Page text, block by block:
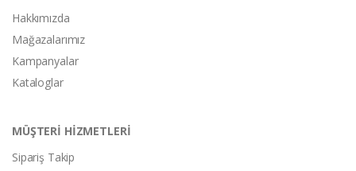
Hakkımızda
Mağazalarımız
Kampanyalar
Kataloglar
MÜŞTERİ HİZMETLERİ
Sipariş Takip